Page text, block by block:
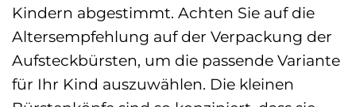
Kindern abgestimmt. Achten Sie auf die
Altersempfehlung auf der Verpackung der
Aufsteckbürsten, um die passende Variante
für Ihr Kind auszuwählen. Die kleinen